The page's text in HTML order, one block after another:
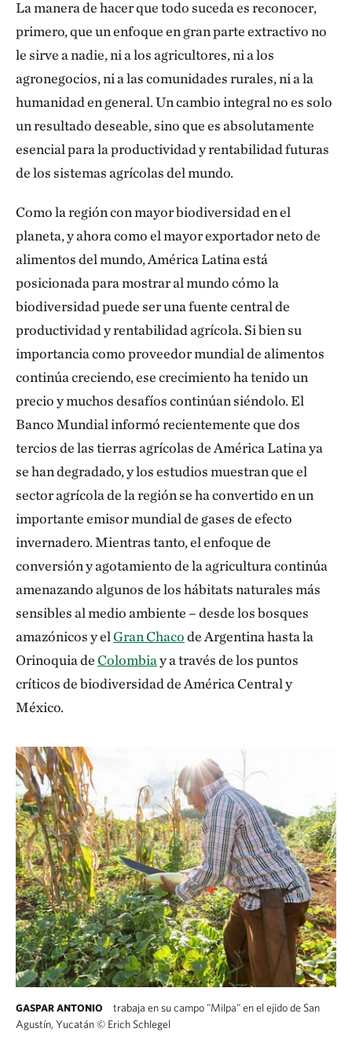
La manera de hacer que todo suceda es reconocer,
primero, que un enfoque en gran parte extractivo no
le sirve a nadie, ni a los agricultores, ni a los
agronegocios, ni a las comunidades rurales, ni a la
humanidad en general. Un cambio integral no es solo
un resultado deseable, sino que es absolutamente
esencial para la productividad y rentabilidad futuras
de los sistemas agrícolas del mundo.
Como la región con mayor biodiversidad en el
planeta, y ahora como el mayor exportador neto de
alimentos del mundo, América Latina está
posicionada para mostrar al mundo cómo la
biodiversidad puede ser una fuente central de
productividad y rentabilidad agrícola. Si bien su
importancia como proveedor mundial de alimentos
continúa creciendo, ese crecimiento ha tenido un
precio y muchos desafíos continúan siéndolo. El
Banco Mundial informó recientemente que dos
tercios de las tierras agrícolas de América Latina ya
se han degradado, y los estudios muestran que el
sector agrícola de la región se ha convertido en un
importante emisor mundial de gases de efecto
invernadero. Mientras tanto, el enfoque de
conversión y agotamiento de la agricultura continúa
amenazando algunos de los hábitats naturales más
sensibles al medio ambiente – desde los bosques
amazónicos y elGran Chacode Argentina hasta la
Orinoquia deColombiay a través de los puntos
críticos de biodiversidad de América Central y
México.
GASPAR ANTONIO
trabaja en su campo "Milpa" en el ejido de San
Agustín, Yucatán© Erich Schlegel